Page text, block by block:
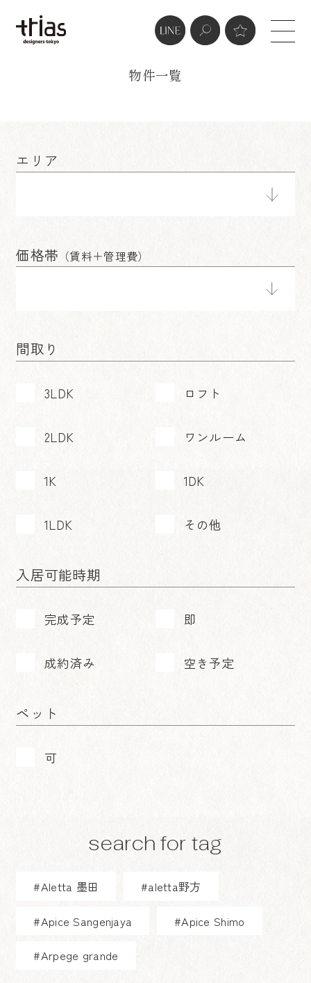
real estate
物件一覧
エリア
価格帯 （賃料＋管理費）
間取り
3LDK ロフト
2LDK ワンルーム
1K 1DK
1LDK その他
入居可能時期
完成予定 即
成約済み 空き予定
ペット
可
search for tag
#Aletta 墨田 #aletta野方
#Apice Sangenjaya #Apice Shimo
#Arpege grande